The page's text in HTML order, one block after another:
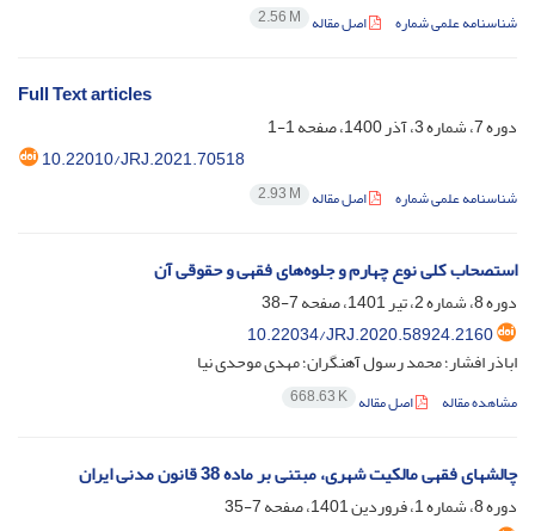
شناسنامه علمی شماره اصل مقاله 2.56 M
Full Text articles
دوره 7، شماره 3، آذر 1400، صفحه
1-1
10.22010/JRJ.2021.70518
شناسنامه علمی شماره اصل مقاله 2.93 M
استصحاب کلی نوع چهارم و جلوه‌های فقهی و حقوقی آن
دوره 8، شماره 2، تیر 1401، صفحه
7-38
10.22034/JRJ.2020.58924.2160
اباذر افشار؛ محمد رسول آهنگران؛ مهدی موحدی نیا
مشاهده مقاله اصل مقاله 668.63 K
چالشهای فقهی مالکیت شهری، مبتنی بر ماده 38 قانون مدنی ایران
دوره 8، شماره 1، فروردین 1401، صفحه
7-35